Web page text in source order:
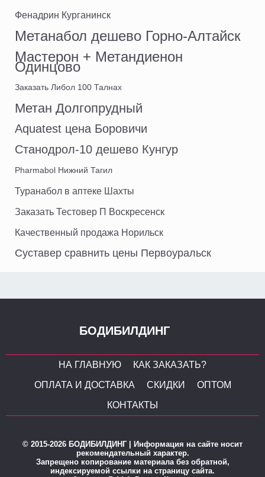
Фенадрин Курганинск
Метанабол дешево Горно-Алтайск
Мастерон + Метандиенон
Одинцово
Заказать Либол 100 Талнах
Метан Долгопрудный
Aquatest цена Боровичи
Станодрол-10 дешево Кунгур
Pharmabol Нижний Тагил
Туранабол в аптеке Шахты
Заказать Тестовер П Воскресенск
Качественный продажа Норильск
Суставер сравнить цены Первоуральск
БОДИБИЛДИНГ
НА ГЛАВНУЮ
КАК ЗАКАЗАТЬ?
ОПЛАТА И ДОСТАВКА
СКИДКИ
ОПТОМ
КОНТАКТЫ
© 2015-2026 БОДИБИЛДИНГ | Информация на сайте носит
рекомендательный характер.
Запрещено копирование материала без обратной,
индексируемой ссылки на страницу сайта.